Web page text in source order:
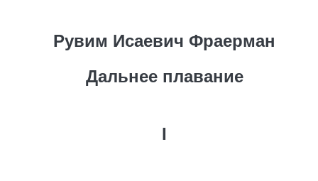
Рувим Исаевич Фраерман
Дальнее плавание
I